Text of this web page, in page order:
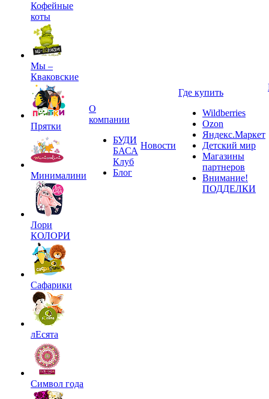
Кофейные
коты
Мы –
Кваковские
Прятки
Минималини
Лори
КОЛОРИ
Сафарики
лЕсята
Символ года
О
компании
БУДИ
БАСА
Клуб
Блог
Новости
Где купить
Wildberries
Ozon
Яндекс.Маркет
Детский мир
Магазины
партнеров
Внимание!
ПОДДЕЛКИ